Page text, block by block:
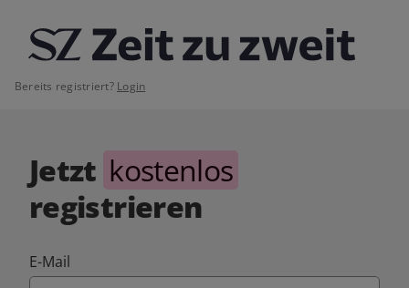
Bereits registriert? Login
Jetzt kostenlos
registrieren
E-Mail